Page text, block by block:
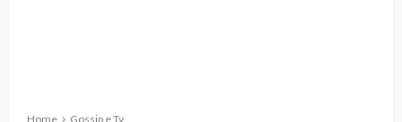
Home Gossip e Tv